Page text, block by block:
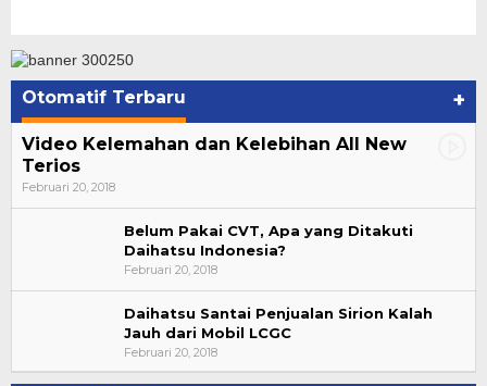
Otomatif Terbaru +
Video Kelemahan dan Kelebihan All New
Terios
Februari 20, 2018
Belum Pakai CVT, Apa yang Ditakuti
Daihatsu Indonesia?
Februari 20, 2018
Daihatsu Santai Penjualan Sirion Kalah
Jauh dari Mobil LCGC
Februari 20, 2018
Bupati Ahmad Hijazi, Hadiri Paripurna Hasil
Penetapan Paslon Bupati dan Wabup Te…